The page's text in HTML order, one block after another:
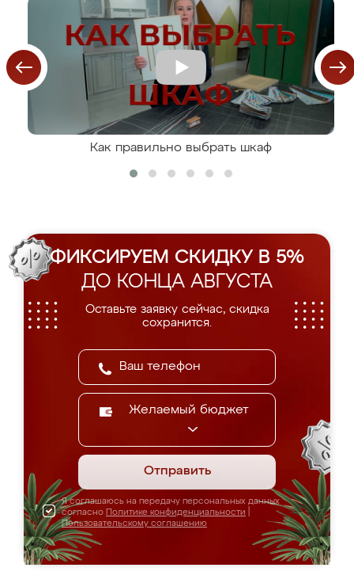
Как правильно выбрать шкаф
ФИКСИРУЕМ СКИДКУ В 5%
ДО КОНЦА АВГУСТА
Оставьте заявку сейчас, скидка
сохранится.
Желаемый бюджет
Отправить
Я соглашаюсь на передачу персональных данных
согласно Политике конфиденциальности
Пользовательскому соглашению